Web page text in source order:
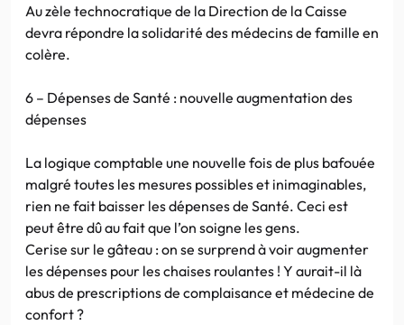
Au zèle technocratique de la Direction de la Caisse
devra répondre la solidarité des médecins de famille en
colère.
6 – Dépenses de Santé : nouvelle augmentation des
dépenses
La logique comptable une nouvelle fois de plus bafouée
malgré toutes les mesures possibles et inimaginables,
rien ne fait baisser les dépenses de Santé. Ceci est
peut être dû au fait que l’on soigne les gens.
Cerise sur le gâteau : on se surprend à voir augmenter
les dépenses pour les chaises roulantes ! Y aurait-il là
abus de prescriptions de complaisance et médecine de
confort ?